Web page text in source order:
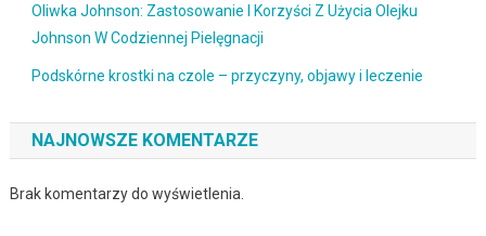
Oliwka Johnson: Zastosowanie I Korzyści Z Użycia Olejku
Johnson W Codziennej Pielęgnacji
Podskórne krostki na czole – przyczyny, objawy i leczenie
NAJNOWSZE KOMENTARZE
Brak komentarzy do wyświetlenia.